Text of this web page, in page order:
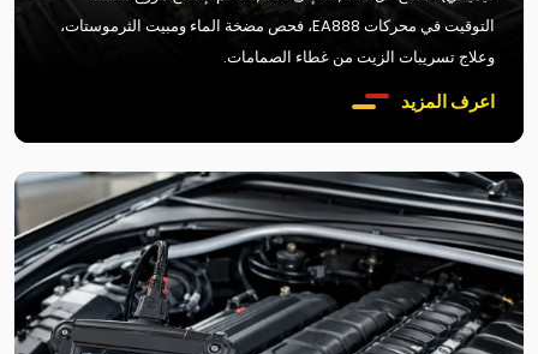
التوقيت في محركات EA888، فحص مضخة الماء ومبيت الثرموستات،
وعلاج تسريبات الزيت من غطاء الصمامات.
اعرف المزيد